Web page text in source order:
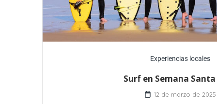
Experiencias locales
Surf en Semana Santa
12 de marzo de 2025